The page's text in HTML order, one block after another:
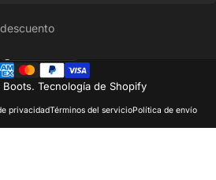
Tecnología de Shopify
privacidadTérminos del servicioPolítica de envío
País/región